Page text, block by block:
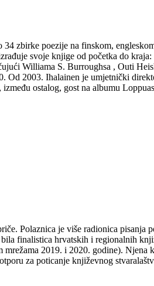
zbirke poezije na finskom,
svoje knjige od početka do
Williama S. Burroughsa , Outi
2003. Ihalainen je umjetnički
ostalog, gost na albumu
Polaznica je više radionica pisanja
finalistica hrvatskih i regionalnih
2019. i 2020. godine). Njena
za poticanje književnog